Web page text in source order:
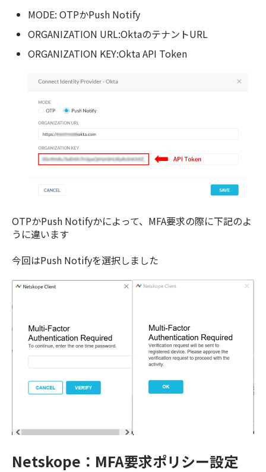
MODE: OTPかPush Notify
ORGANIZATION URL:OktaのテナントURL
ORGANIZATION KEY:Okta API Token
OTPかPush Notifyかによって、MFA要求の際に下記のよ
うに違います
今回はPush Notifyを選択しました
Netskope：MFA要求ポリシー設定